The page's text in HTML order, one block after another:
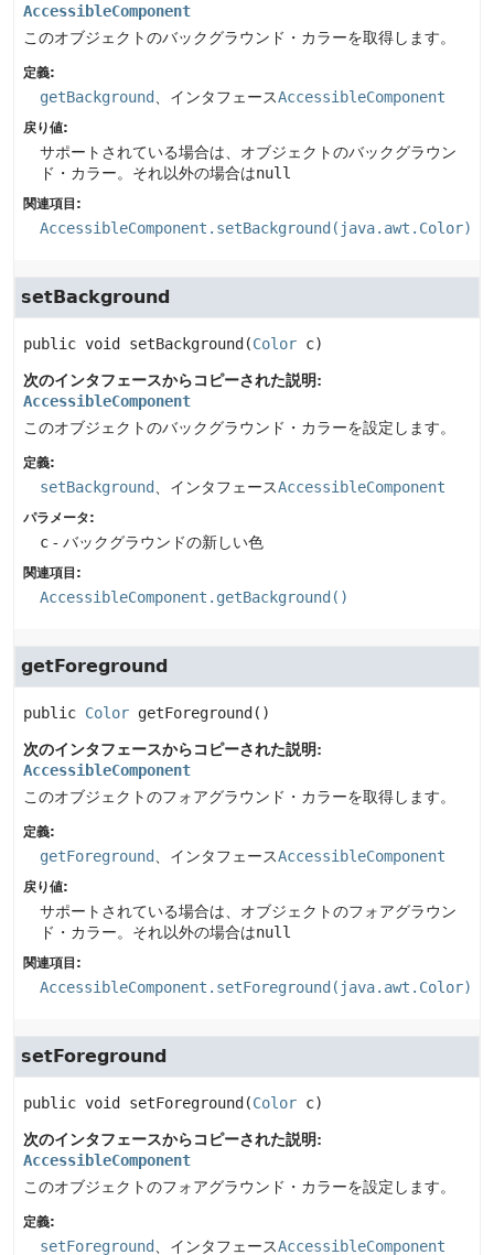
AccessibleComponent
このオブジェクトのバックグラウンド・カラーを取得します。
定義:
getBackground 、インタフェースAccessibleComponent
戻り値:
サポートされている場合は、オブジェクトのバックグラウン
ド・カラー。それ以外の場合はnull
関連項目:
AccessibleComponent.setBackground(java.awt.Color)
setBackground
public void setBackground (Color c)
次のインタフェースからコピーされた説明:
AccessibleComponent
このオブジェクトのバックグラウンド・カラーを設定します。
定義:
setBackground 、インタフェースAccessibleComponent
パラメータ:
c - バックグラウンドの新しい色
関連項目:
AccessibleComponent.getBackground()
getForeground
public Color getForeground ()
次のインタフェースからコピーされた説明:
AccessibleComponent
このオブジェクトのフォアグラウンド・カラーを取得します。
定義:
getForeground 、インタフェースAccessibleComponent
戻り値:
サポートされている場合は、オブジェクトのフォアグラウン
ド・カラー。それ以外の場合はnull
関連項目:
AccessibleComponent.setForeground(java.awt.Color)
setForeground
public void setForeground (Color c)
次のインタフェースからコピーされた説明:
AccessibleComponent
このオブジェクトのフォアグラウンド・カラーを設定します。
定義:
setForeground 、インタフェースAccessibleComponent